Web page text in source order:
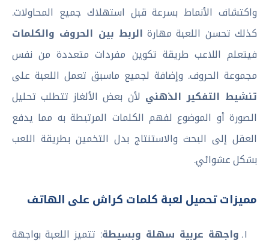
واكتشاف الأنماط بسرعة قبل استهلاك جميع المحاولات.
كذلك تحسن اللعبة مهارة الربط بين الحروف والكلمات
فيتعلم اللاعب طريقة تكوين مفردات متعددة من نفس
مجموعة الحروف. وإضافة لجميع ماسبق تعمل اللعبة على
تنشيط التفكير الذهني لأن بعض الألغاز تتطلب تحليل
الصورة أو الموضوع لفهم الكلمات المرتبطة به مما يدفع
العقل إلى البحث والاستنتاج بدل التخمين بطريقة اللعب
بشكل عشوائي.
مميزات تحميل لعبة كلمات كراش على الهاتف
واجهة عربية سهلة وبسيطة: تتميز اللعبة بواجهة